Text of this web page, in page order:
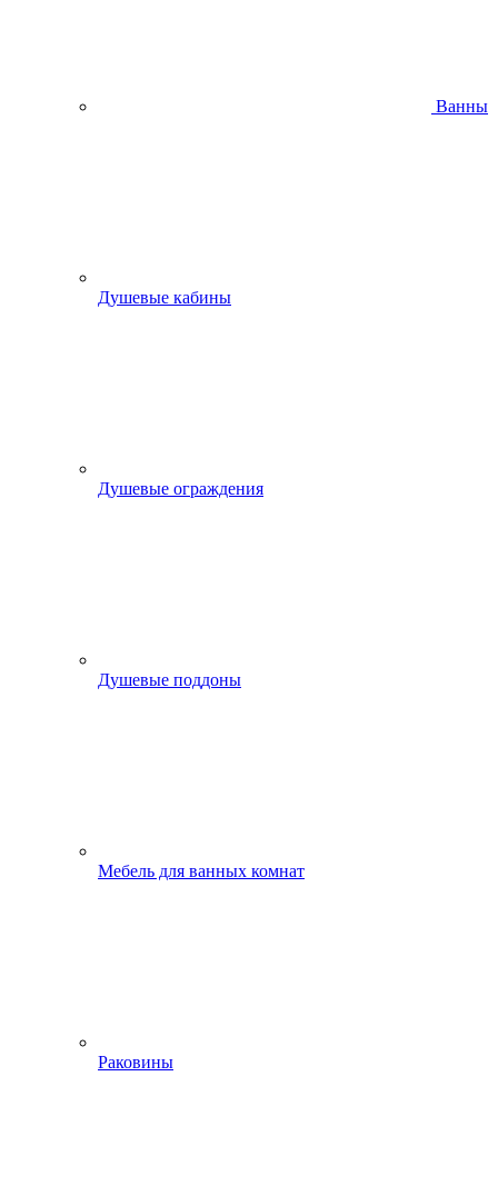
Ванны
Душевые кабины
Душевые ограждения
Душевые поддоны
Мебель для ванных комнат
Раковины